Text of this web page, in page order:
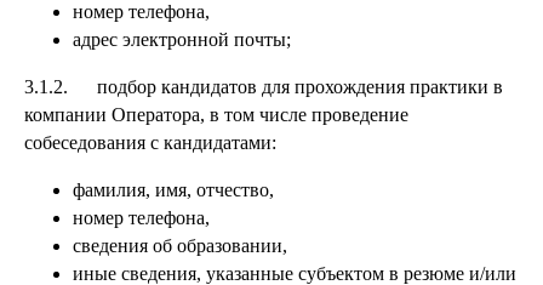
номер телефона,
адрес электронной почты;
3.1.2. подбор кандидатов для прохождения практики в
компании Оператора, в том числе проведение
собеседования с кандидатами:
фамилия, имя, отчество,
номер телефона,
сведения об образовании,
иные сведения, указанные субъектом в резюме и/или